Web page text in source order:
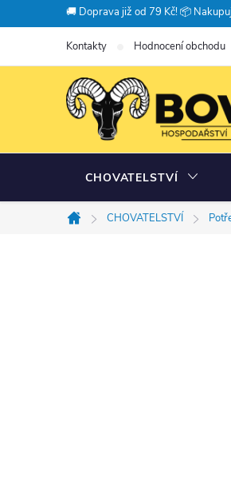
na
🚚 Doprava již od 79 Kč! 📦
Kontakty Hodnocení obchodu
CHOVATELSTVÍ
Domů
CHOVATELSTVÍ